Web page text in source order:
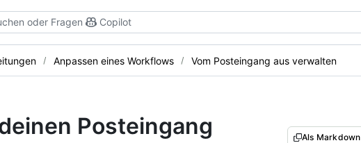
oder Fragen Copilot
Anpassen eines Workflows Vom Posteingang aus verwalten
Posteingang
Als